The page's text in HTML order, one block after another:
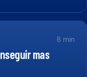
8 min
mas